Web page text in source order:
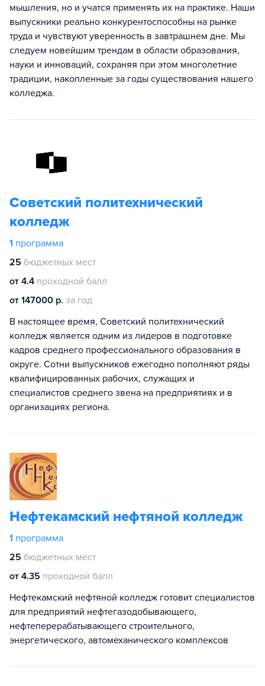
мышления, но и учатся применять их на практике. Наши
выпускники реально конкурентоспособны на рынке
труда и чувствуют уверенность в завтрашнем дне. Мы
следуем новейшим трендам в области образования,
науки и инноваций, сохраняя при этом многолетние
традиции, накопленные за годы существования нашего
колледжа.
Советский политехнический
колледж
1 программа
25 бюджетных мест
от 4.4 проходной балл
от 147000 р. за год
В настоящее время, Советский политехнический
колледж является одним из лидеров в подготовке
кадров среднего профессионального образования в
округе. Сотни выпускников ежегодно пополняют ряды
квалифицированных рабочих, служащих и
специалистов среднего звена на предприятиях и в
организациях региона.
Нефтекамский нефтяной колледж
1 программа
25 бюджетных мест
от 4.35 проходной балл
Нефтекамский нефтяной колледж готовит специалистов
для предприятий нефтегазодобывающего,
нефтеперерабатывающего строительного,
энергетического, автомеханического комплексов